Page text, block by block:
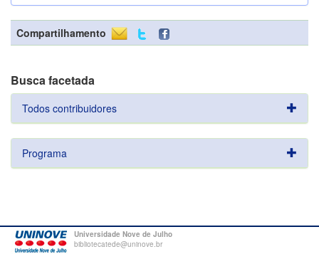
Compartilhamento
Busca facetada
Todos contribuidores
Programa
Universidade Nove de Julho
bibliotecatede@uninove.br